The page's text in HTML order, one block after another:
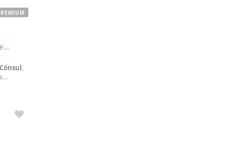
Cónsul,